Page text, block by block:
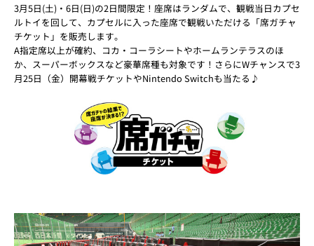
3月5日(土)・6日(日)の2日間限定！座席はランダムで、観戦当日カプセ
ルトイを回して、カプセルに入った座席で観戦いただける「席ガチャ
チケット」を販売します。
A指定席以上が確約、コカ・コーラシートやホームランテラスのほ
か、スーパーボックスなど豪華席種も対象です！さらにWチャンスで3
月25日（金）開幕戦チケットやNintendo Switchも当たる♪